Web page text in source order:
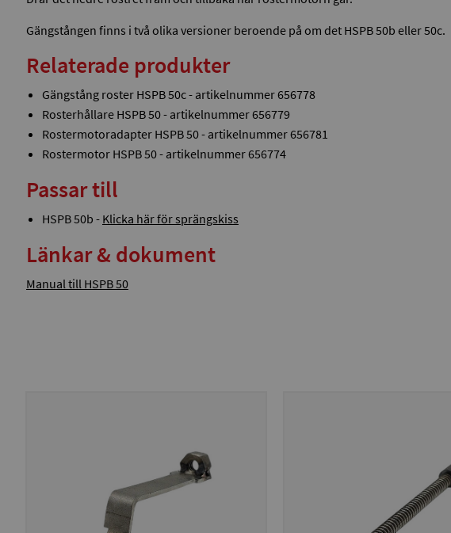
Gängstången finns i två olika versioner beroende på om det HSPB 50b eller 50c.
Relaterade produkter
Gängstång roster HSPB 50c - artikelnummer 656778
Rosterhållare HSPB 50 - artikelnummer 656779
Rostermotoradapter HSPB 50 - artikelnummer 656781
Rostermotor HSPB 50 - artikelnummer 656774
Passar till
HSPB 50b - Klicka här för sprängskiss
Länkar & dokument
Manual till HSPB 50